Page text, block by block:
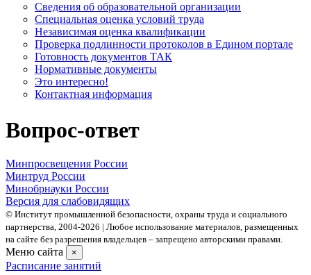
Сведения об образовательной организации
Cпециальная оценка условий труда
Независимая оценка квалификации
Проверка подлинности протоколов в Едином портале
Готовность документов ТАК
Нормативные документы
Это интересно!
Контактная информация
Вопрос-ответ
Минпросвещения России
Минтруд России
Минобрнауки России
Версия для слабовидящих
© Институт промышленной безопасности, охраны труда и социального
партнерства, 2004- 2026 | Любое использование материалов, размещенных
на сайте без разрешения владельцев – запрещено авторскими правами.
Меню сайта ×
Расписание занятий